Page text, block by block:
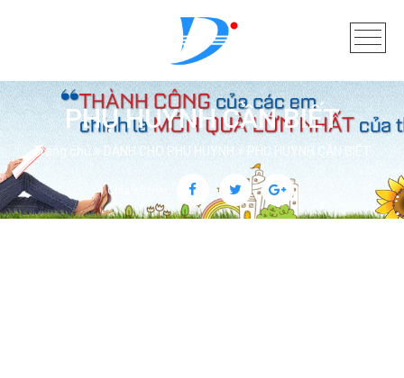
PHỤ HUYNH CẦN BIẾT
Trang chủ DÀNH CHO PHỤ HUYNH PHỤ HUYNH CẦN BIẾT
Chia sẻ trên: